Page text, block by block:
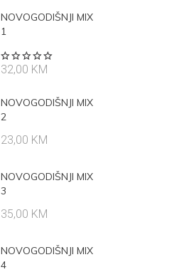
NOVOGODIŠNJI MIX
1
5.00out
32,00 KM
NOVOGODIŠNJI MIX
2
23,00 KM
NOVOGODIŠNJI MIX
3
35,00 KM
NOVOGODIŠNJI MIX
4